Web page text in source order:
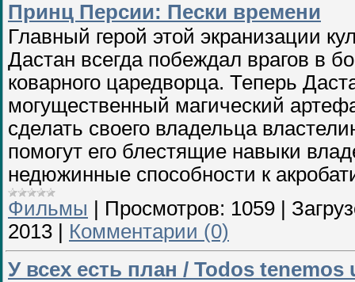
Принц Персии: Пески времени
Главный герой этой экранизации
Дастан всегда побеждал врагов в
коварного царедворца. Теперь
могущественный магический
сделать своего владельца
помогут его блестящие навыки
недюжинные способности к
Фильмы
Просмотров: 1059
2013
Комментарии (0)
У всех есть план / Todos tenemos